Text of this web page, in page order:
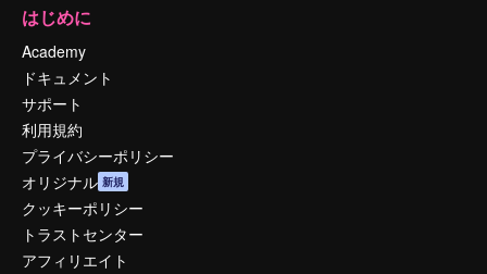
はじめに
Academy
ドキュメント
サポート
利用規約
プライバシーポリシー
オリジナル 新規
クッキーポリシー
トラストセンター
アフィリエイト